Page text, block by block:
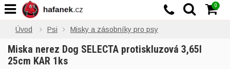
Úvod Psi Misky a zásobníky pro psy
Miska nerez Dog SELECTA protiskluzová 3,65l
25cm KAR 1ks
0